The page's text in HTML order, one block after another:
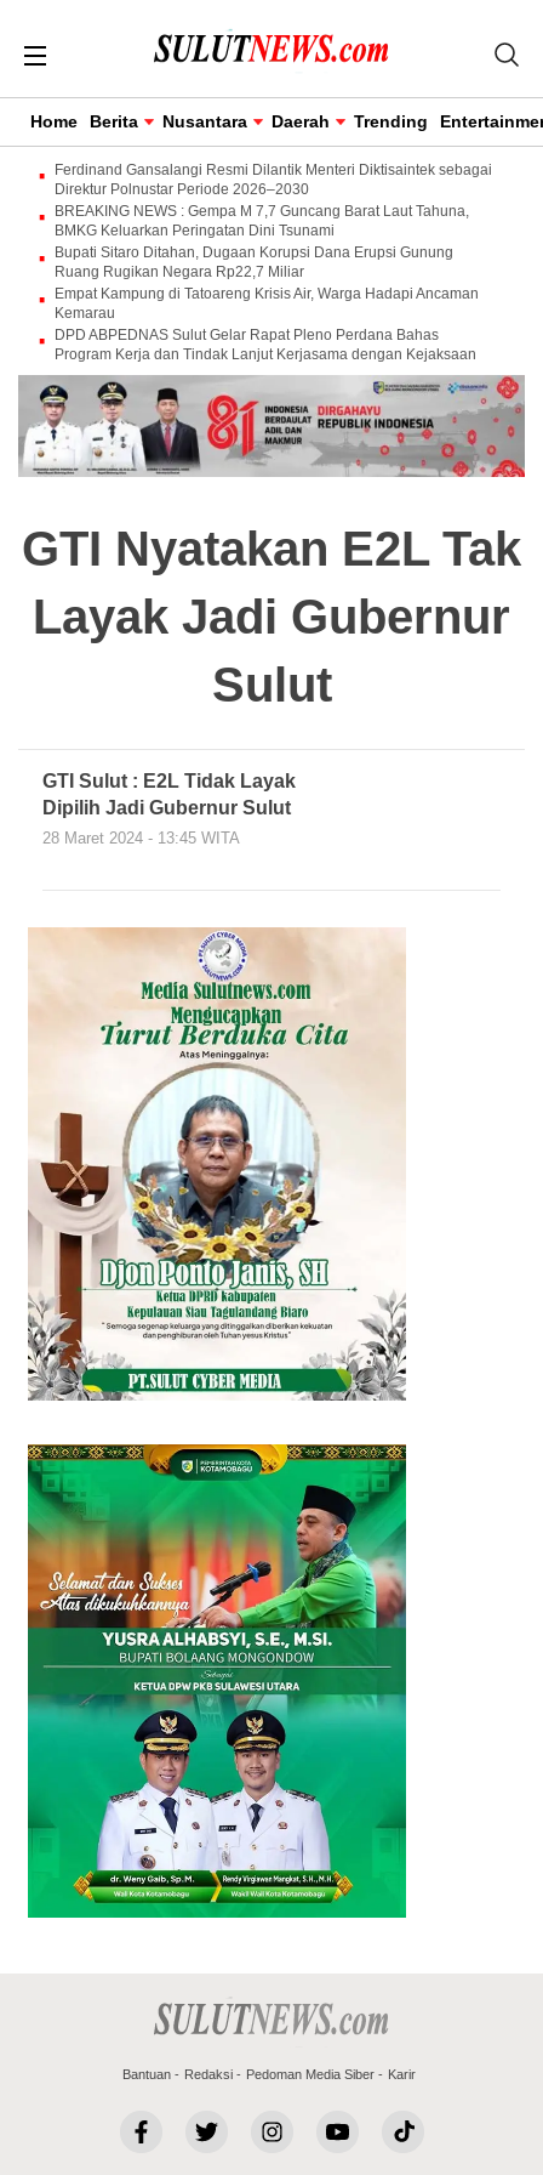
Home Berita Nusantara Daerah Trending
Ferdinand Gansalangi Resmi Dilantik Menteri Diktisaintek sebagai
Direktur Polnustar Periode 2026–2030
BREAKING NEWS : Gempa M 7,7 Guncang Barat Laut Tahuna,
BMKG Keluarkan Peringatan Dini Tsunami
Bupati Sitaro Ditahan, Dugaan Korupsi Dana Erupsi Gunung
Ruang Rugikan Negara Rp22,7 Miliar
Empat Kampung di Tatoareng Krisis Air, Warga Hadapi Ancaman
Kemarau
DPD ABPEDNAS Sulut Gelar Rapat Pleno Perdana Bahas
Program Kerja dan Tindak Lanjut Kerjasama dengan Kejaksaan
GTI Nyatakan E2L Tak
Layak Jadi Gubernur
Sulut
GTI Sulut : E2L Tidak Layak
Dipilih Jadi Gubernur Sulut
28 Maret 2024 - 13:45 WITA
Bantuan Redaksi Pedoman Media Siber Karir